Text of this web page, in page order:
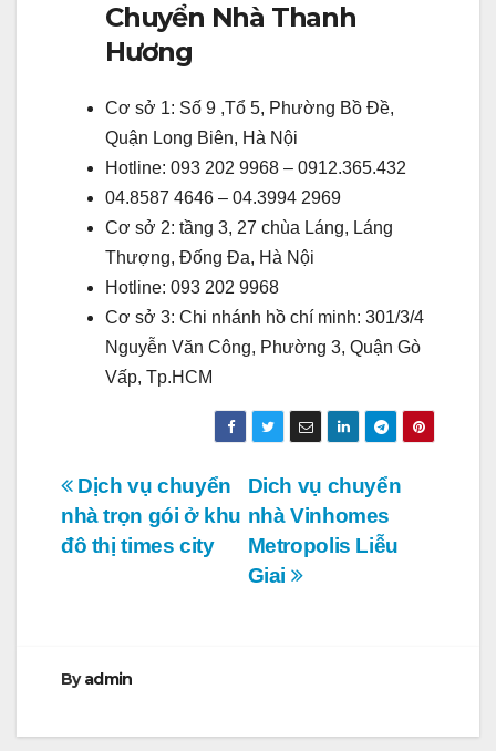
Chuyển Nhà Thanh
Hương
Cơ sở 1: Số 9 ,Tổ 5, Phường Bồ Đề,
Quận Long Biên, Hà Nội
Hotline: 093 202 9968 – 0912.365.432
04.8587 4646 – 04.3994 2969
Cơ sở 2: tầng 3, 27 chùa Láng, Láng
Thượng, Đống Đa, Hà Nội
Hotline: 093 202 9968
Cơ sở 3: Chi nhánh hồ chí minh: 301/3/4
Nguyễn Văn Công, Phường 3, Quận Gò
Vấp, Tp.HCM
Điều
hướng
Dich vụ chuyển
nhà Vinhomes
Metropolis Liễu
Giai
Dịch vụ chuyển
nhà trọn gói ở khu
đô thị times city
Byadmin